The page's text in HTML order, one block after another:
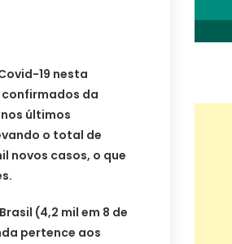
19 nesta
confirmados da
últimos
o total de
novos casos, o que
(4,2 mil em 8 de
pertence aos